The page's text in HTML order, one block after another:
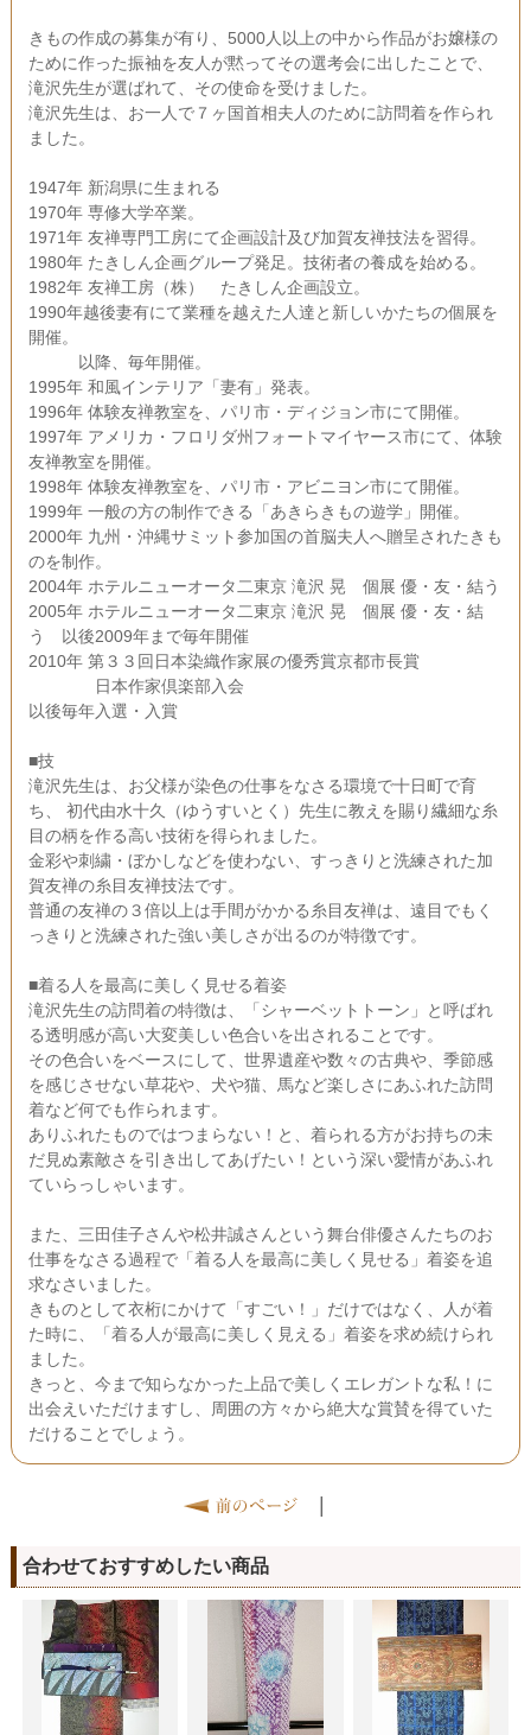
きもの作成の募集が有り、5000人以上の中から作品がお嬢様の
ために作った振袖を友人が黙ってその選考会に出したことで、
滝沢先生が選ばれて、その使命を受けました。
滝沢先生は、お一人で７ヶ国首相夫人のために訪問着を作られ
ました。
1947年 新潟県に生まれる
1970年 専修大学卒業。
1971年 友禅専門工房にて企画設計及び加賀友禅技法を習得。
1980年 たきしん企画グループ発足。技術者の養成を始める。
1982年 友禅工房（株） たきしん企画設立。
1990年越後妻有にて業種を越えた人達と新しいかたちの個展を
開催。
以降、毎年開催。
1995年 和風インテリア「妻有」発表。
1996年 体験友禅教室を、パリ市・ディジョン市にて開催。
1997年 アメリカ・フロリダ州フォートマイヤース市にて、体験
友禅教室を開催。
1998年 体験友禅教室を、パリ市・アビニヨン市にて開催。
1999年 一般の方の制作できる「あきらきもの遊学」開催。
2000年 九州・沖縄サミット参加国の首脳夫人へ贈呈されたきも
のを制作。
2004年 ホテルニューオータ二東京 滝沢 晃 個展 優・友・結う
2005年 ホテルニューオータ二東京 滝沢 晃 個展 優・友・結
う 以後2009年まで毎年開催
2010年 第３３回日本染織作家展の優秀賞京都市長賞
日本作家倶楽部入会
以後毎年入選・入賞
■技
滝沢先生は、お父様が染色の仕事をなさる環境で十日町で育
ち、 初代由水十久（ゆうすいとく）先生に教えを賜り繊細な糸
目の柄を作る高い技術を得られました。
金彩や刺繍・ぼかしなどを使わない、すっきりと洗練された加
賀友禅の糸目友禅技法です。
普通の友禅の３倍以上は手間がかかる糸目友禅は、遠目でもく
っきりと洗練された強い美しさが出るのが特徴です。
■着る人を最高に美しく見せる着姿
滝沢先生の訪問着の特徴は、「シャーベットトーン」と呼ばれ
る透明感が高い大変美しい色合いを出されることです。
その色合いをベースにして、世界遺産や数々の古典や、季節感
を感じさせない草花や、犬や猫、馬など楽しさにあふれた訪問
着など何でも作られます。
ありふれたものではつまらない！と、着られる方がお持ちの未
だ見ぬ素敵さを引き出してあげたい！という深い愛情があふれ
ていらっしゃいます。
また、三田佳子さんや松井誠さんという舞台俳優さんたちのお
仕事をなさる過程で「着る人を最高に美しく見せる」着姿を追
求なさいました。
きものとして衣桁にかけて「すごい！」だけではなく、人が着
た時に、「着る人が最高に美しく見える」着姿を求め続けられ
ました。
きっと、今まで知らなかった上品で美しくエレガントな私！に
出会えいただけますし、周囲の方々から絶大な賞賛を得ていた
だけることでしょう。
|
合わせておすすめしたい商品